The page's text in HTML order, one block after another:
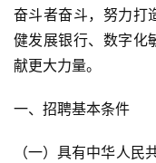
奋斗者奋斗，努力打
健发展银行、数字化
献更大力量。
一、招聘基本条件
（一）具有中华人